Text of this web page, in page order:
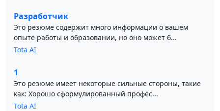
Разработчик
Это резюме содержит много информации о вашем
опыте работы и образовании, но оно может б...
Tota AI
1
Это резюме имеет некоторые сильные стороны, такие
как: Хорошо сформулированный профес...
Tota AI